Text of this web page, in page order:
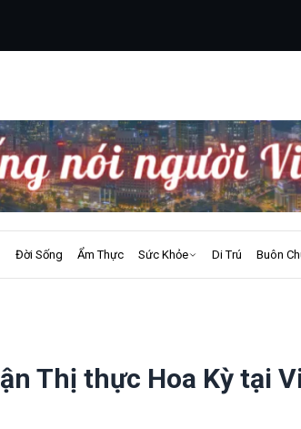
Đời Sống Ẩm Thực Sức Khỏe Di Trú Buôn
Thị thực Hoa Kỳ tại